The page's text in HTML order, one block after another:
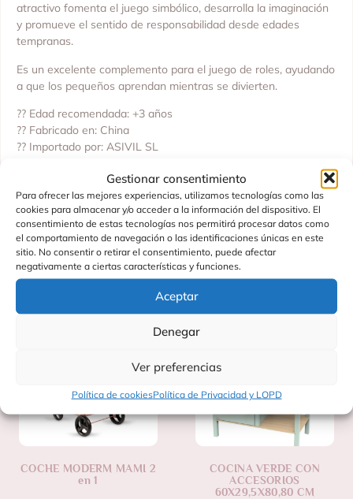
Gestionar consentimiento
Para ofrecer las mejores experiencias, utilizamos tecnologías como las
cookies para almacenar y/o acceder a la información del dispositivo. El
consentimiento de estas tecnologías nos permitirá procesar datos como
el comportamiento de navegación o las identificaciones únicas en este
sitio. No consentir o retirar el consentimiento, puede afectar
negativamente a ciertas características y funciones.
Aceptar
Denegar
Ver preferencias
Política de cookiesPolítica de Privacidad y LOPD
atractivo fomenta el juego simbólico, desarrolla la imaginación
y promueve el sentido de responsabilidad desde edades
tempranas.
Es un excelente complemento para el juego de roles, ayudando
a que los pequeños aprendan mientras se divierten.
?? Edad recomendada: +3 años
?? Fabricado en: China
?? Importado por: ASIVIL SL
Un juguete perfecto para aprender hábitos de orden y limpieza
de forma divertida
Productos Relacionados
COCHE MODERM MAMI 2
en 1
COCINA VERDE CON
ACCESORIOS
60X29,5X80,80 CM